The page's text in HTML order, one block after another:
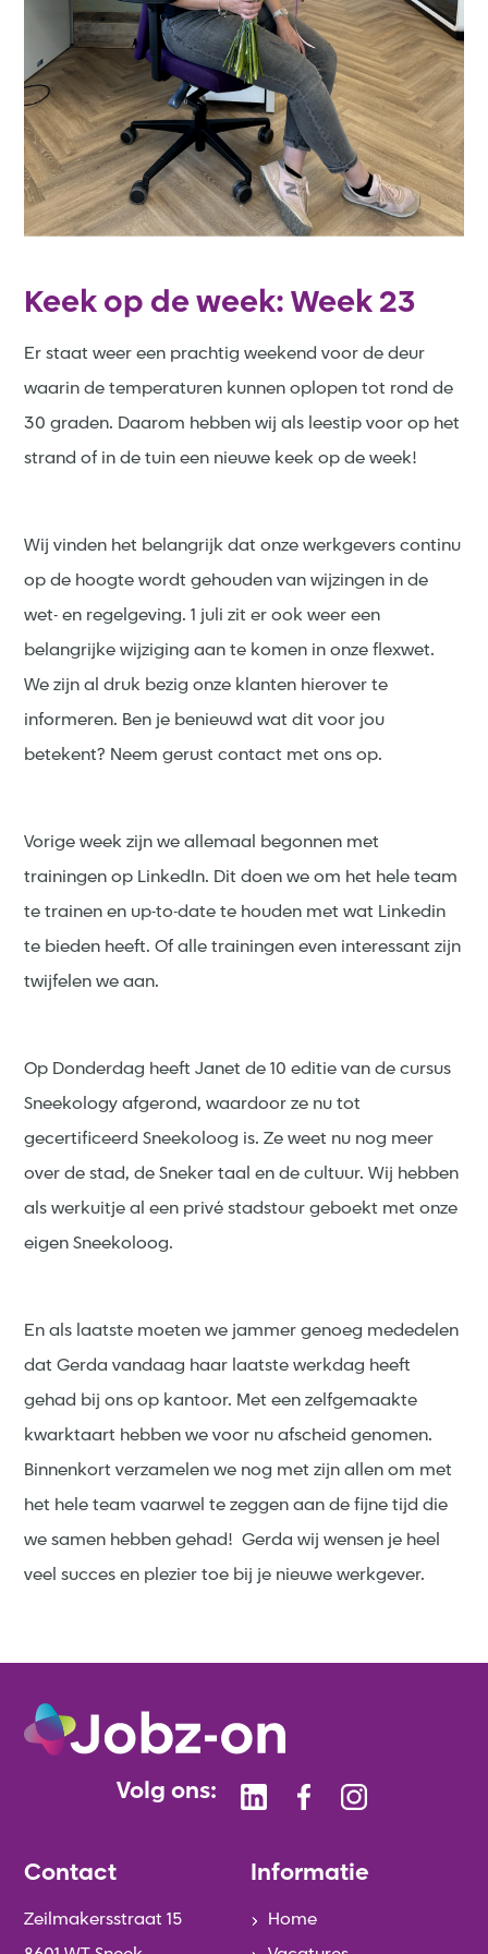
Keek op de week: Week 23
Er staat weer een prachtig weekend voor de deur
waarin de temperaturen kunnen oplopen tot rond de
30 graden. Daarom hebben wij als leestip voor op het
strand of in de tuin een nieuwe keek op de week!
Wij vinden het belangrijk dat onze werkgevers continu
op de hoogte wordt gehouden van wijzingen in de
wet- en regelgeving. 1 juli zit er ook weer een
belangrijke wijziging aan te komen in onze flexwet.
We zijn al druk bezig onze klanten hierover te
informeren. Ben je benieuwd wat dit voor jou
betekent? Neem gerust contact met ons op.
Vorige week zijn we allemaal begonnen met
trainingen op LinkedIn. Dit doen we om het hele team
te trainen en up-to-date te houden met wat Linkedin
te bieden heeft. Of alle trainingen even interessant zijn
twijfelen we aan.
Op Donderdag heeft Janet de 10 editie van de cursus
Sneekology afgerond, waardoor ze nu tot
gecertificeerd Sneekoloog is. Ze weet nu nog meer
over de stad, de Sneker taal en de cultuur. Wij hebben
als werkuitje al een privé stadstour geboekt met onze
eigen Sneekoloog.
En als laatste moeten we jammer genoeg mededelen
dat Gerda vandaag haar laatste werkdag heeft
gehad bij ons op kantoor. Met een zelfgemaakte
kwarktaart hebben we voor nu afscheid genomen.
Binnenkort verzamelen we nog met zijn allen om met
het hele team vaarwel te zeggen aan de fijne tijd die
we samen hebben gehad! Gerda wij wensen je heel
veel succes en plezier toe bij je nieuwe werkgever.
Volg ons:
Contact
Zeilmakersstraat 15
Informatie
Home